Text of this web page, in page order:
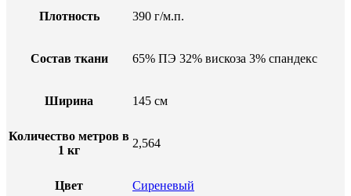
Плотность 390 г/м.п.
Состав ткани 65% ПЭ 32% вискоза 3% спандекс
Ширина 145 см
Количество метров в
1 кг
2,564
Цвет Сиреневый